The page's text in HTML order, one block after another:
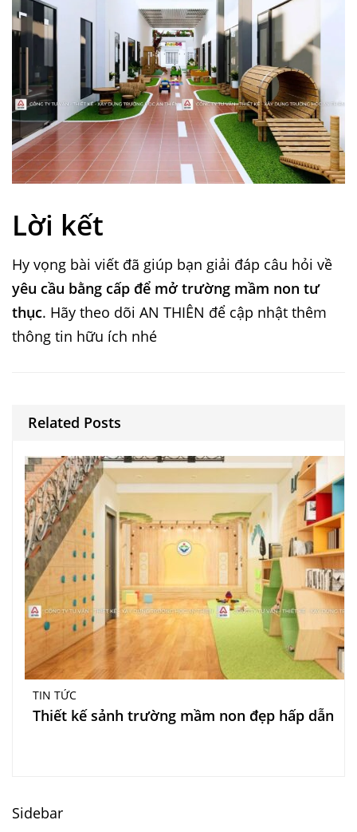
Lời kết
Hy vọng bài viết đã giúp bạn giải đáp câu hỏi về
yêu cầu bằng cấp để mở trường mầm non tư
thục. Hãy theo dõi AN THIÊN để cập nhật thêm
thông tin hữu ích nhé
Related Posts
TIN TỨC
Thiết kế sảnh trường mầm non đẹp hấp dẫn
Sidebar